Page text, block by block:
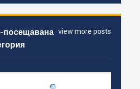
view more posts
посещавана